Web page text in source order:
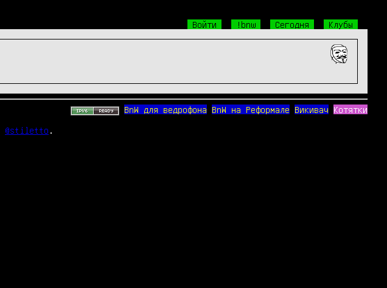
Войти !bnw Сегодня Клубы
BnW для ведрофона BnW на Реформале Викивач Котятки
@stiletto